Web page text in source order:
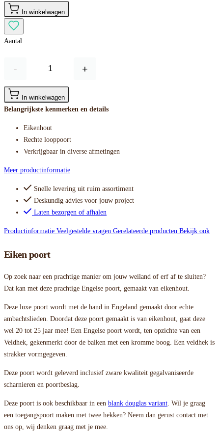
In winkelwagen
Aantal
- +
In winkelwagen
Belangrijkste kenmerken en details
Eikenhout
Rechte looppoort
Verkrijgbaar in diverse afmetingen
Meer productinformatie
Snelle levering uit ruim assortiment
Deskundig advies voor jouw project
Laten bezorgen of afhalen
Productinformatie Veelgestelde vragen Gerelateerde producten Bekijk ook
Eiken poort
Op zoek naar een prachtige manier om jouw weiland of erf af te sluiten?
Dat kan met deze prachtige Engelse poort, gemaakt van eikenhout.
Deze luxe poort wordt met de hand in Engeland gemaakt door echte
ambachtslieden. Doordat deze poort gemaakt is van eikenhout, gaat deze
wel 20 tot 25 jaar mee! Een Engelse poort wordt, ten opzichte van een
Veldhek, gekenmerkt door de balken met een kromme boog. Een veldhek is
strakker vormgegeven.
Deze poort wordt geleverd inclusief zware kwaliteit gegalvaniseerde
scharnieren en poortbeslag.
Deze poort is ook beschikbaar in een blank douglas variant. Wil je graag
een toegangspoort maken met twee hekken? Neem dan gerust contact met
ons op, wij denken graag met je mee.